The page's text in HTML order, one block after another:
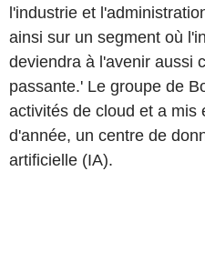
l'industrie et
ainsi sur un segment où
deviendra à l'avenir aussi
passante.' Le groupe de
activités de cloud et a mis
d'année, un centre de
artificielle (IA).